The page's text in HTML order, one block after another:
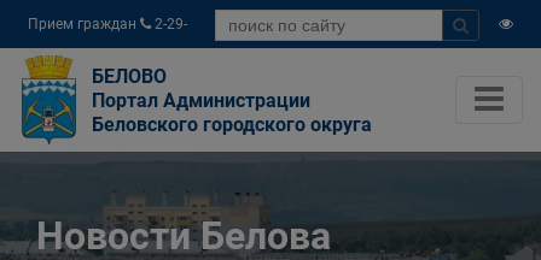
Прием граждан
2-29-
04
БЕЛОВО
Портал Администрации
Беловского городского округа
Новости Белова